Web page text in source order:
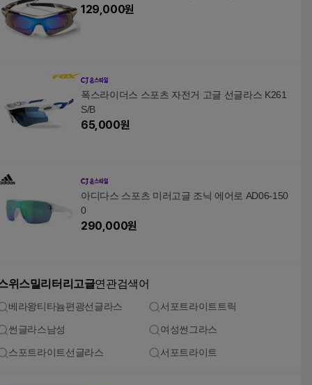
129,000원
폭스라이더스 스포츠 자전거 고글 선글라스 K261
S/B
65,000원
아디다스 스포츠 미러고글 조닉 에어로 AD06-150
0
290,000원
위스밀리터리고글연관검색어
베라왕티타늄편광선글라스 서포트라이트트릭
썬글라스남성 여성썬그라스
스포트라이트선글라스 서포트라이트